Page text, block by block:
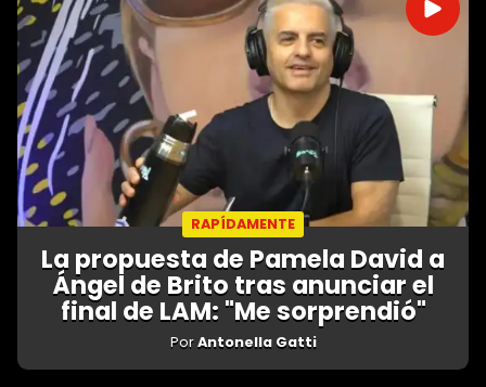
RAPÍDAMENTE
La propuesta de Pamela David a
Ángel de Brito tras anunciar el
final de LAM: "Me sorprendió"
PorAntonella Gatti